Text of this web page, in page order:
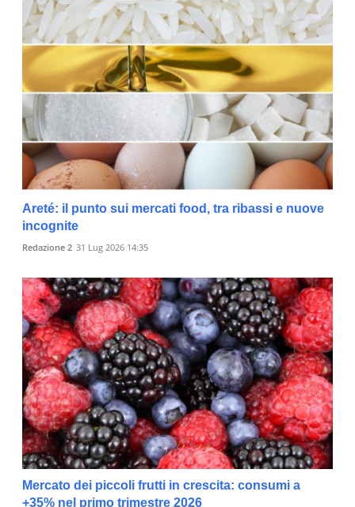
Areté: il punto sui mercati food, tra ribassi e nuove
incognite
Redazione 2 31 Lug 2026 14:35
Mercato dei piccoli frutti in crescita: consumi a
+35% nel primo trimestre 2026